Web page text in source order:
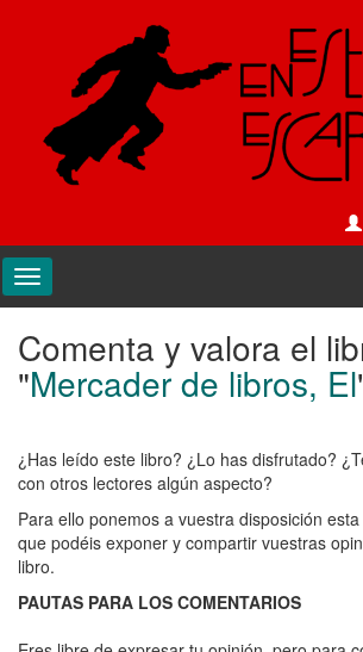
Comenta
y
valora
el
libro:
Mercader
de
libros,
Comenta y valora el
"Mercader de libros, El
¿Has leído este libro? ¿Lo has disfrutado?
con otros lectores algún aspecto?
Para ello ponemos a vuestra disposición
que podéis exponer y compartir vuestras
libro.
PAUTAS PARA LOS COMENTARIOS